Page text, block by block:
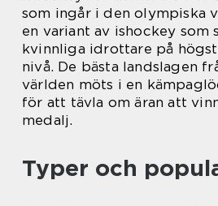
som ingår i den olympiska
en variant av ishockey som
kvinnliga idrottare på
nivå. De bästa landslagen
världen möts i en
för att tävla om äran att
medalj.
Typer och